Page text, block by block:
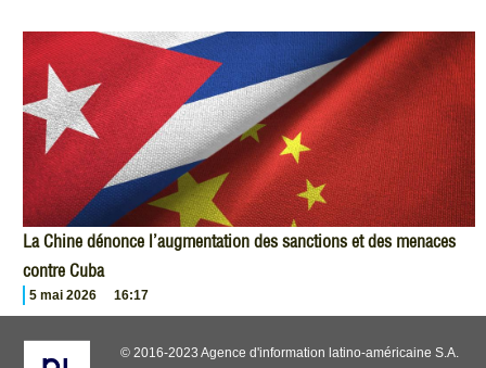
La Chine dénonce l’augmentation des sanctions et des menaces
contre Cuba
5 mai 2026 16:17
© 2016-2023 Agence d'information latino-américaine S.A.